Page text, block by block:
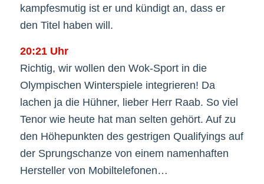
kampfesmutig ist er und kündigt an, dass er
den Titel haben will.
20:21 Uhr
Richtig, wir wollen den Wok-Sport in die
Olympischen Winterspiele integrieren! Da
lachen ja die Hühner, lieber Herr Raab. So viel
Tenor wie heute hat man selten gehört. Auf zu
den Höhepunkten des gestrigen Qualifyings auf
der Sprungschanze von einem namenhaften
Hersteller von Mobiltelefonen…